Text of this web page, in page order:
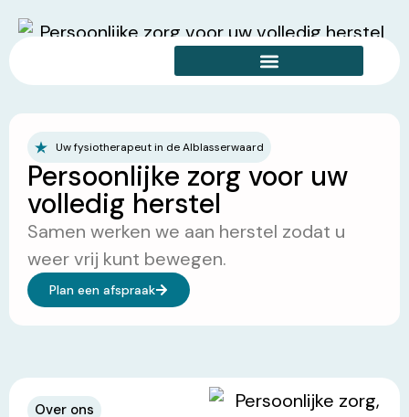
Uw fysiotherapeut in de Alblasserwaard
Persoonlijke zorg voor uw
volledig herstel
Samen werken we aan herstel zodat u
weer vrij kunt bewegen.
Plan een afspraak
Over ons